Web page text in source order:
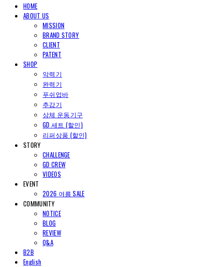
HOME
ABOUT US
MISSION
BRAND STORY
CLIENT
PATENT
SHOP
악력기
완력기
푸쉬업바
추감기
상체 운동기구
GD 세트 (할인)
리퍼상품 (할인)
STORY
CHALLENGE
GD CREW
VIDEOS
EVENT
2026 여름 SALE
COMMUNITY
NOTICE
BLOG
REVIEW
Q&A
B2B
English